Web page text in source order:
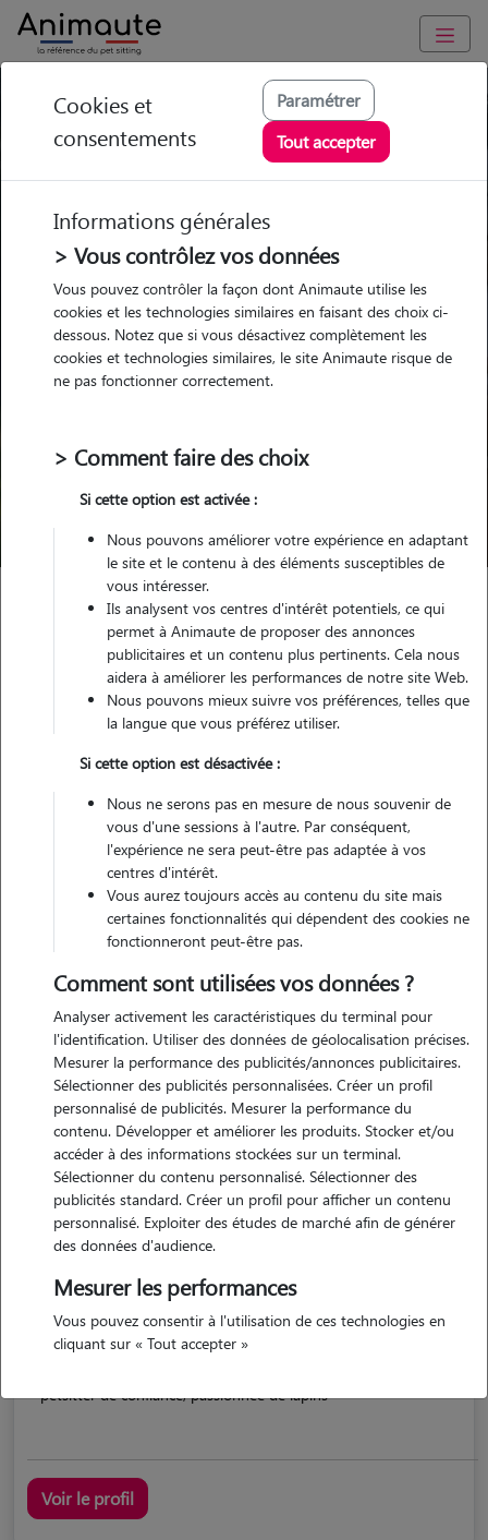
Trouvez votre gardien idéal !
Garde
chez le Pet Sitter
Garde
chez le Pet Sitter Visites
Visites
Pour quel animal ?
Trouver mon Pet Sitter
Garde animaux France Auvergne-Rhône-Alpes
Rhône
Nos cat sitters à Lyon pour la
garde de votre chat
Delphine
LYON 01 69001
appartement possède des animaux
5/5 (5 avis)
petsitter de confiance, passionnée de lapins
Voir le profil
Cookies et
consentements
Paramétrer
Tout accepter
Informations générales
> Vous contrôlez vos données
Vous pouvez contrôler la façon dont Animaute utilise les
cookies et les technologies similaires en faisant des choix ci-
dessous. Notez que si vous désactivez complètement les
cookies et technologies similaires, le site Animaute risque de
ne pas fonctionner correctement.
> Comment faire des choix
Si cette option est activée :
Nous pouvons améliorer votre expérience en adaptant
le site et le contenu à des éléments susceptibles de
vous intéresser.
Ils analysent vos centres d'intérêt potentiels, ce qui
permet à Animaute de proposer des annonces
publicitaires et un contenu plus pertinents. Cela nous
aidera à améliorer les performances de notre site Web.
Nous pouvons mieux suivre vos préférences, telles que
la langue que vous préférez utiliser.
Si cette option est désactivée :
Nous ne serons pas en mesure de nous souvenir de
vous d'une sessions à l'autre. Par conséquent,
l'expérience ne sera peut-être pas adaptée à vos
centres d'intérêt.
Vous aurez toujours accès au contenu du site mais
certaines fonctionnalités qui dépendent des cookies ne
fonctionneront peut-être pas.
Comment sont utilisées vos données ?
Analyser activement les caractéristiques du terminal pour
l'identification. Utiliser des données de géolocalisation précises.
Mesurer la performance des publicités/annonces publicitaires.
Sélectionner des publicités personnalisées. Créer un profil
personnalisé de publicités. Mesurer la performance du
contenu. Développer et améliorer les produits. Stocker et/ou
accéder à des informations stockées sur un terminal.
Sélectionner du contenu personnalisé. Sélectionner des
publicités standard. Créer un profil pour afficher un contenu
personnalisé. Exploiter des études de marché afin de générer
des données d'audience.
Mesurer les performances
Vous pouvez consentir à l'utilisation de ces technologies en
cliquant sur « Tout accepter »